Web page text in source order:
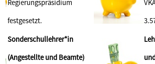
Regierungspräsidium
festgesetzt.
Sonderschullehrer*in
(Angestellte und Beamte)